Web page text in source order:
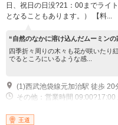
日、祝日の日没?21：00までライ
となることもあります。） 【料...
“自然のなかに溶け込んだムーミンの
四季折々周りの木々も花が咲いたり
でるところにいるような感...
(1)西武池袋線元加治駅 徒歩 20
その他：営業時間
園（月曜日が祝日のときは，
王道